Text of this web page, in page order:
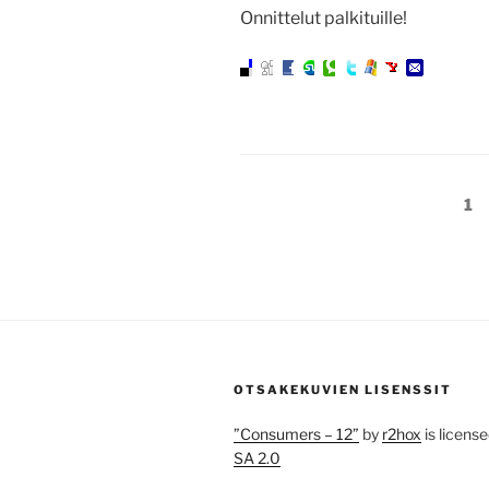
Onnittelut palkituille!
Sivu
1
OTSAKEKUVIEN LISENSSIT
”Consumers – 12” by r2hox is
SA 2.0